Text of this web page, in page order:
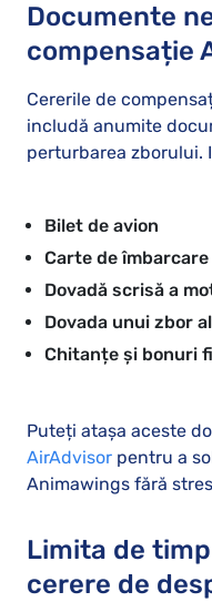
Documente
compensație
Cererile de
includă anumite
perturbarea zborului.
Bilet de avion
Carte de îmbarcare
Dovadă scrisă a
Dovada unui zbor
Chitanțe și bonuri
Puteți atașa aceste
AirAdvisor pentru a
Animawings fără
Limita de
cerere de